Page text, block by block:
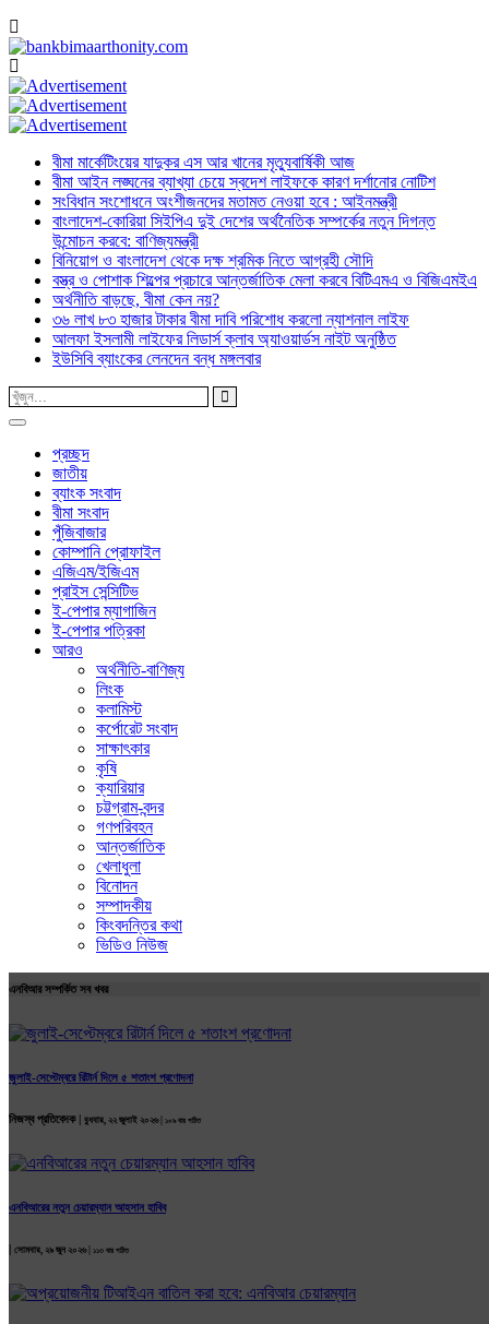
বীমা মার্কেটিংয়ের যাদুকর এস আর খানের মৃত্যুবার্ষিকী আজ
বীমা আইন লঙ্ঘনের ব্যাখ্যা চেয়ে স্বদেশ লাইফকে কারণ দর্শানোর নোটিশ
সংবিধান সংশোধনে অংশীজনদের মতামত নেওয়া হবে : আইনমন্ত্রী
বাংলাদেশ-কোরিয়া সিইপিএ দুই দেশের অর্থনৈতিক সম্পর্কের নতুন দিগন্ত
উন্মোচন করবে: বাণিজ্যমন্ত্রী
বিনিয়োগ ও বাংলাদেশ থেকে দক্ষ শ্রমিক নিতে আগ্রহী সৌদি
বস্ত্র ও পোশাক শিল্পের প্রচারে আন্তর্জাতিক মেলা করবে বিটিএমএ ও বিজিএমইএ
অর্থনীতি বাড়ছে, বীমা কেন নয়?
৩৬ লাখ ৮৩ হাজার টাকার বীমা দাবি পরিশোধ করলো ন্যাশনাল লাইফ
আলফা ইসলামী লাইফের লিডার্স ক্লাব অ্যাওয়ার্ডস নাইট অনুষ্ঠিত
ইউসিবি ব্যাংকের লেনদেন বন্ধ মঙ্গলবার
প্রচ্ছদ
জাতীয়
ব্যাংক সংবাদ
বীমা সংবাদ
পুঁজিবাজার
কোম্পানি প্রোফাইল
এজিএম/ইজিএম
প্রাইস সেন্সিটিভ
ই-পেপার ম্যাগাজিন
ই-পেপার পত্রিকা
আরও
অর্থনীতি-বাণিজ্য
লিংক
কলামিস্ট
কর্পোরেট সংবাদ
সাক্ষাৎকার
কৃষি
ক্যারিয়ার
চট্টগ্রাম-বন্দর
গণপরিবহন
আন্তর্জাতিক
খেলাধুলা
বিনোদন
সম্পাদকীয়
কিংবদন্তির কথা
ভিডিও নিউজ
এনবিআর সম্পর্কিত সব খবর
জুলাই-সেপ্টেম্বরে রিটার্ন দিলে ৫ শতাংশ প্রণোদনা
নিজস্ব প্রতিবেদক | বুধবার, ২২ জুলাই ২০২৬ | ১০৯ বার পঠিত
এনবিআরের নতুন চেয়ারম্যান আহসান হাবিব
| সোমবার, ২৯ জুন ২০২৬ | ১১৩ বার পঠিত